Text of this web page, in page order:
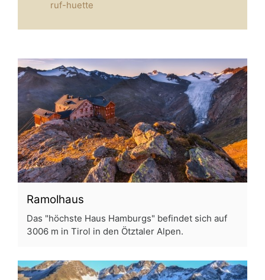
ruf-huette
Ramolhaus
Das "höchste Haus Hamburgs" befindet sich auf
3006 m in Tirol in den Ötztaler Alpen.